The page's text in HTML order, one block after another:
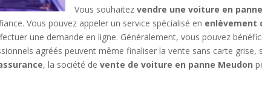
Vous souhaitezvendre une voiture en
Vous pouvez appeler un service spécialisé en enlèvement
une demande en ligne. Généralement, vous pouvez
agréés peuvent même finaliser la vente sans carte
, la société devente de voiture en panne Meudon